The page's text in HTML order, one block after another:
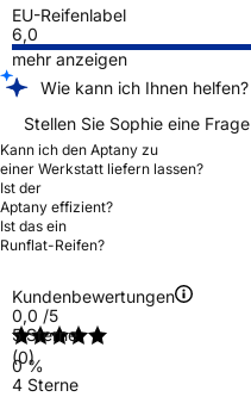
EU-Reifenlabel
6,0
mehr anzeigen
Wie kann ich Ihnen helfen?
Stellen Sie Sophie eine Frage
Kann ich den Aptany zu
einer Werkstatt liefern lassen?
Ist der
Aptany effizient?
Ist das ein
Runflat-Reifen?
Kundenbewertungen
0,0 /5
(0)
5 Sterne
0 %
4 Sterne